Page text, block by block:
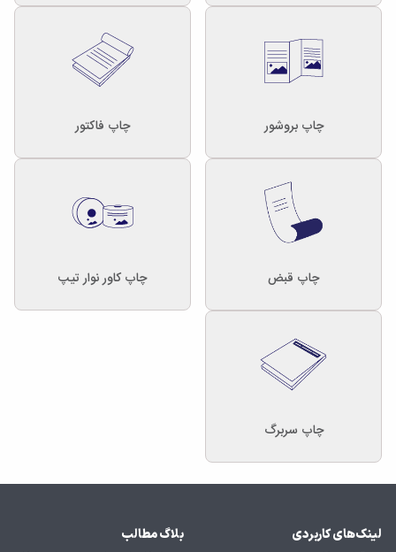
چاپ بروشور چاپ فاکتور
چاپ قبض چاپ کاور نوار تیپ
چاپ سربرگ
لینک‌های کاربردی بلاگ مطالب